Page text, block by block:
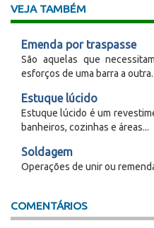
VEJA TAMBÉM
Emenda por traspasse
São aquelas que
esforços de uma barra a outra.
Estuque lúcido
Estuque lúcido é um
banheiros, cozinhas e áreas...
Soldagem
Operações de unir ou
COMENTÁRIOS